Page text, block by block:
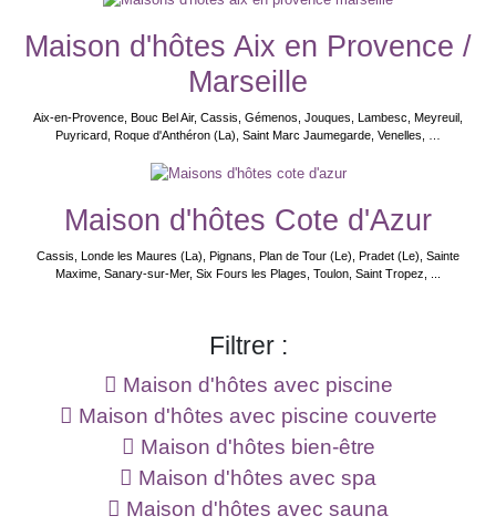
Maison d'hôtes Aix en Provence /
Marseille
Aix-en-Provence, Bouc Bel Air, Cassis, Gémenos, Jouques, Lambesc, Meyreuil,
Puyricard, Roque d'Anthéron (La), Saint Marc Jaumegarde, Venelles, …
Maison d'hôtes Cote d'Azur
Cassis, Londe les Maures (La), Pignans, Plan de Tour (Le), Pradet (Le), Sainte
Maxime, Sanary-sur-Mer, Six Fours les Plages, Toulon, Saint Tropez, ...
Filtrer :
Maison d'hôtes avec piscine
Maison d'hôtes avec piscine couverte
Maison d'hôtes bien-être
Maison d'hôtes avec spa
Maison d'hôtes avec sauna